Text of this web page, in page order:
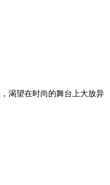
渴望在时尚的舞台上大放异